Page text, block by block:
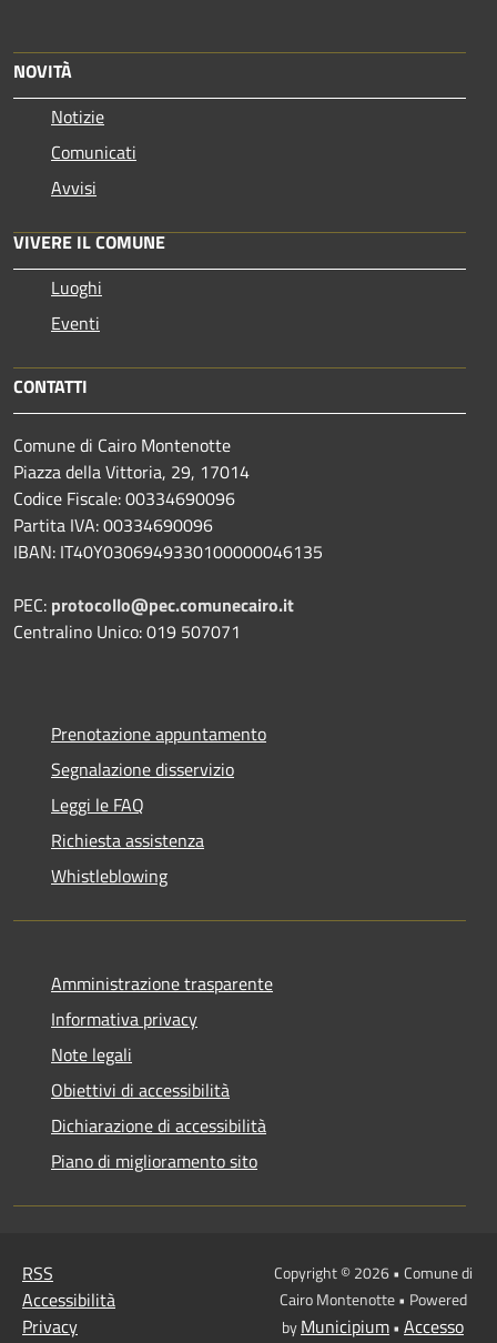
NOVITÀ
Notizie
Comunicati
Avvisi
VIVERE IL COMUNE
Luoghi
Eventi
CONTATTI
Comune di Cairo Montenotte
Piazza della Vittoria, 29, 17014
Codice Fiscale: 00334690096
Partita IVA: 00334690096
IBAN: IT40Y0306949330100000046135
PEC: protocollo@pec.comunecairo.it
Centralino Unico: 019 507071
Prenotazione appuntamento
Segnalazione disservizio
Leggi le FAQ
Richiesta assistenza
Whistleblowing
Amministrazione trasparente
Informativa privacy
Note legali
Obiettivi di accessibilità
Dichiarazione di accessibilità
Piano di miglioramento sito
RSS
Accessibilità
Privacy
Copyright © 2026 • Comune di
Cairo Montenotte • Powered
byMunicipium• Accesso